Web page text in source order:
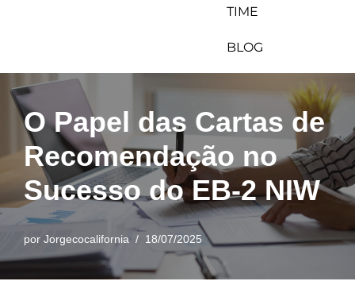
TIME
BLOG
O Papel das Cartas de
Recomendação no
Sucesso do EB-2 NIW
por Jorgecocalifornia 18/07/2025